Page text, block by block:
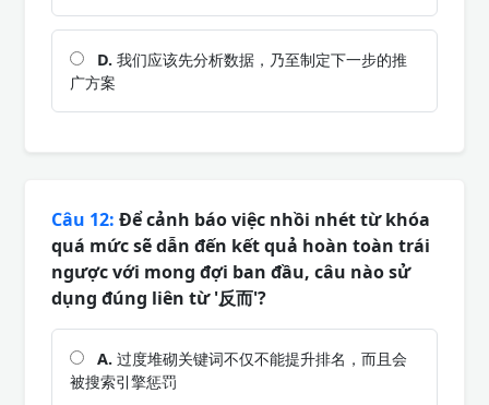
D. 我们应该先分析数据，乃至制定下一步的推
广方案
Câu 12: Để cảnh báo việc nhồi nhét từ khóa
quá mức sẽ dẫn đến kết quả hoàn toàn trái
ngược với mong đợi ban đầu, câu nào sử
dụng đúng liên từ '反而'?
A. 过度堆砌关键词不仅不能提升排名，而且会
被搜索引擎惩罚